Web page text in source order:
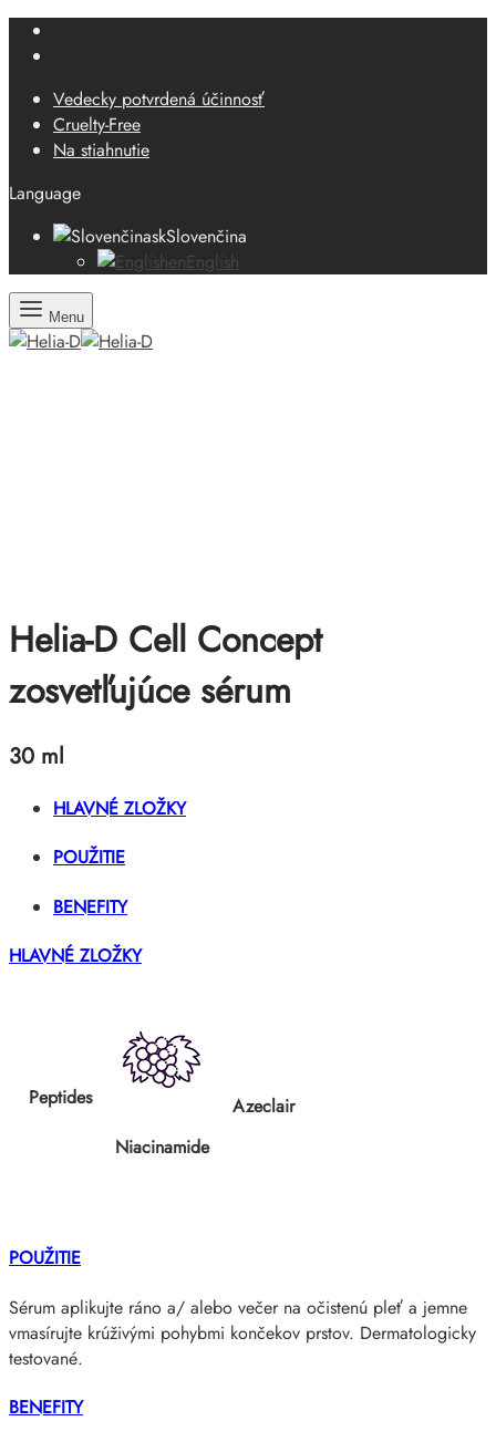
Vedecky potvrdená účinnosť
Cruelty-Free
Na stiahnutie
Language
skSlovenčina
enEnglish
Menu
Helia-D Cell Concept
zosvetľujúce sérum
30 ml
HLAVNÉ ZLOŽKY
POUŽITIE
BENEFITY
HLAVNÉ ZLOŽKY
Peptides
Niacinamide
Azeclair
POUŽITIE
Sérum aplikujte ráno a/ alebo večer na očistenú pleť a jemne
vmasírujte krúživými pohybmi končekov prstov. Dermatologicky
testované.
BENEFITY